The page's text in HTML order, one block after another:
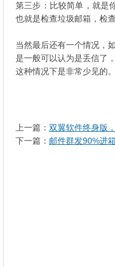
第三步：比较简单，就是
也就是检查垃圾邮箱，检
当然最后还有一个情况，
是一般可以认为是丢信了，
这种情况下是非常少见的。
上一篇： 双翼软件终身版
下一篇： 邮件群发90%进